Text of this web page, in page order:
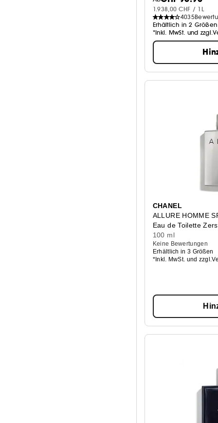
1.938,00 CHF / 1L
4035
Erhältlich in 2 Größen
*Inkl. MwSt. und
CHANEL
ALLURE HOMME
Eau de Toilette
100 ml
Keine Bewertungen
Erhältlich in 3 Größen
*Inkl. MwSt. und